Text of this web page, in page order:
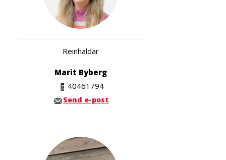
Reinhaldar
Marit Byberg
40461794
Send e-post